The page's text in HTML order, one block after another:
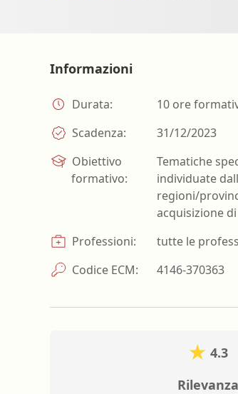
Fisico
Informazioni
Durata:
10 ore
Scadenza:
31/12/2023
Obiettivo
formativo:
Tematiche
individuate
regioni/
acquisizione
Professioni:
tutte le
Codice ECM:
4146-370363
4.3
Rilevanza